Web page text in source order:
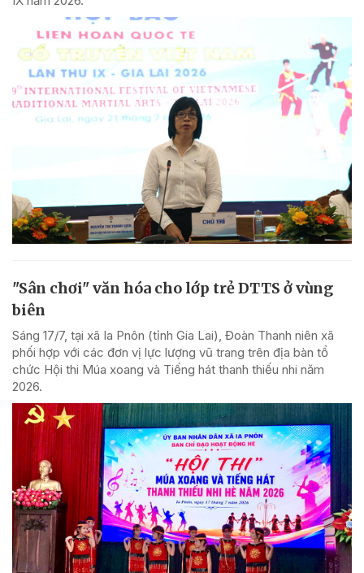
"Sân chơi" văn hóa cho lớp trẻ DTTS ở vùng
biên
Sáng 17/7, tại xã Ia Pnôn (tỉnh Gia Lai), Đoàn Thanh niên xã
phối hợp với các đơn vị lực lượng vũ trang trên địa bàn tổ
chức Hội thi Múa xoang và Tiếng hát thanh thiếu nhi năm
2026.